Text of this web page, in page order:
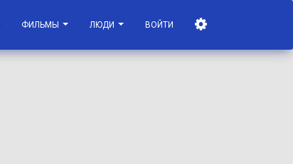
ФИЛЬМЫ ЛЮДИ ВОЙТИ